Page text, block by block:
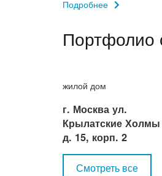
Подробнее
Портфолио
жилой дом
г. Москва ул.
Крылатские Холмы
д. 15, корп. 2
Смотреть все